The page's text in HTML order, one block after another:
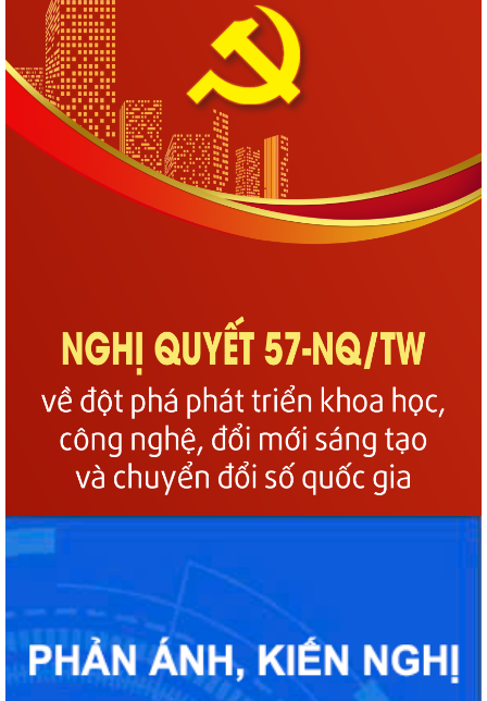
Phường Gia Viên tổ chức Hội nghị Bốc thăm di chuyển các hộ dân tại
48 chung cư cũ Đồng Quốc Bình và...
Phường Gia Viên dự trực tuyến Phiên họp thứ tư Ban Chỉ đạo của